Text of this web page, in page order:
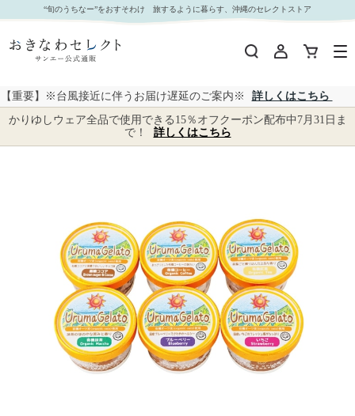
【 4553 】 オーツミルクギフト (お届け先が 沖縄県内離島・沖縄県外 ) 産地直送 【 たみくさ 】
｜おきなわセレクト サンエー公式通販
“旬のうちなー”をおすそわけ 旅するように暮らす、沖縄のセレクトストア
【重要】※台風接近に伴うお届け遅延のご案内※
詳しくはこちら
かりゆしウェア全品で使用できる15％オフクーポン配布中7月31日ま
で！
詳しくはこちら